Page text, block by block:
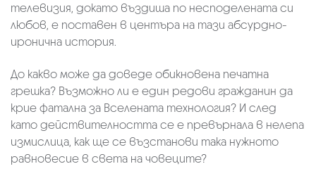
телевизия, докато въздиша по несподелената си
любов, е поставен в центъра на тази абсурдно-
иронична история.
До какво може да доведе обикновена печатна
грешка? Възможно ли е един редови гражданин да
крие фатална за Вселената технология? И след
като действителността се е превърнала в нелепа
измислица, как ще се възстанови така нужното
равновесие в света на човеците?